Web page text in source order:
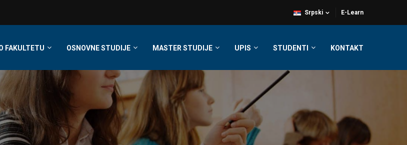
E-Learn
Srpski
FAKULTETU OSNOVNE STUDIJE MASTER STUDIJE UPIS STUDENTI KONTAKT